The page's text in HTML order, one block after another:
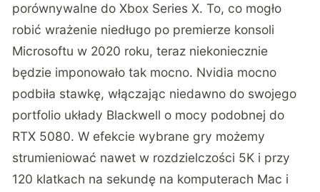
porównywalne do Xbox Series X. To, co mogło
robić wrażenie niedługo po premierze konsoli
Microsoftu w 2020 roku, teraz niekoniecznie
będzie imponowało tak mocno. Nvidia mocno
podbiła stawkę, włączając niedawno do swojego
portfolio układy Blackwell o mocy podobnej do
RTX 5080. W efekcie wybrane gry możemy
strumieniować nawet w rozdzielczości 5K i przy
120 klatkach na sekundę na komputerach Mac i